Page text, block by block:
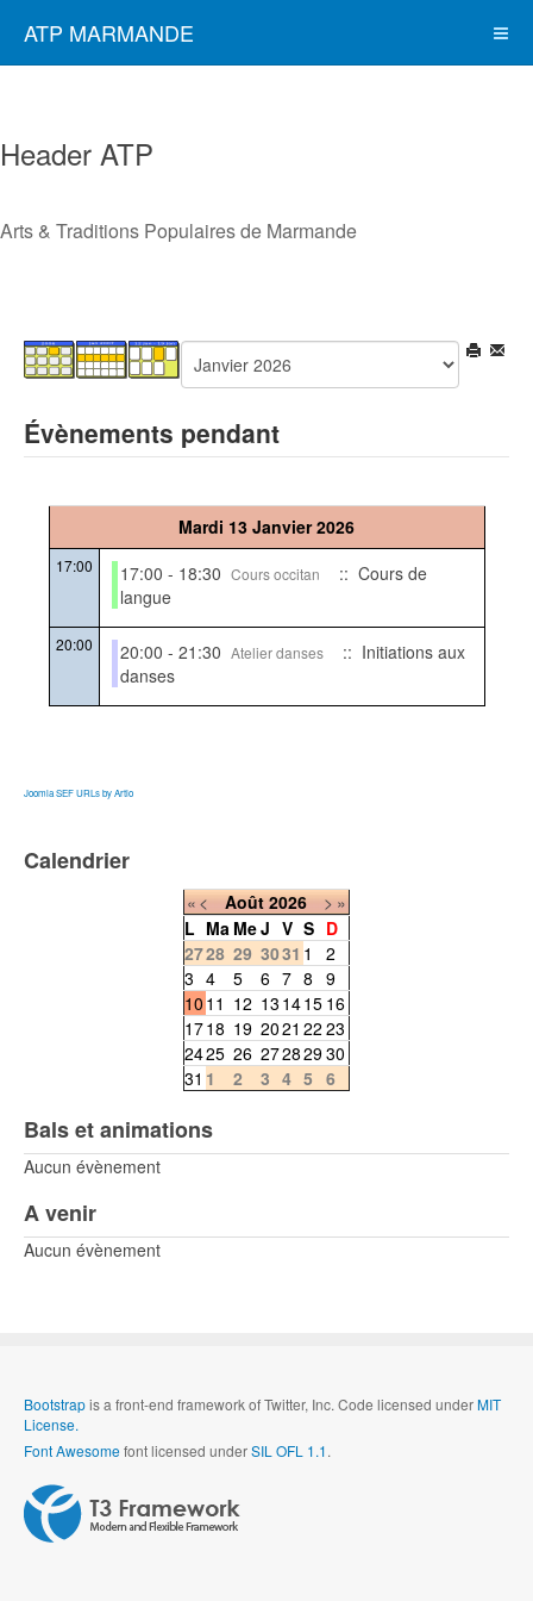
ATP MARMANDE
Header ATP
Arts & Traditions Populaires de Marmande
Évènements pendant
Mardi 13 Janvier 2026
17:00 17:00 - 18:30 Cours occitan
:: Cours de
langue
20:00 20:00 - 21:30 Atelier danses
:: Initiations aux
danses
Joomla SEF URLs by Artio
Calendrier
«< Août 2026 >»
L Ma MeJ V S D
2728 29 3031 1
2
3 4 5 6 7 8 9
10 11 12 13 1415 16
1718 19 2021 22 23
2425 26 27282930
31 1 2 3 4 5 6
Bals et animations
Aucun évènement
A venir
Aucun évènement
Bootstrapis a front-end framework of Twitter, Inc. Code licensed underMIT
License.
Font Awesomefont licensed underSIL OFL 1.1.